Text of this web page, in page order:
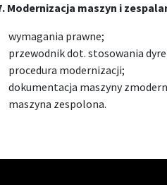
Modernizacja maszyn i
wymagania prawne;
przewodnik dot. stosowania
procedura modernizacji;
dokumentacja maszyny
maszyna zespolona.